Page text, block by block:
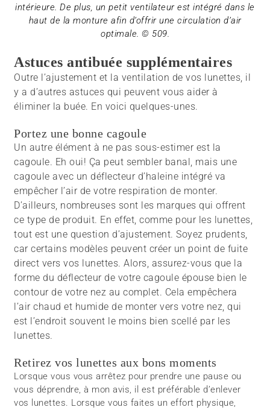
intérieure. De plus, un petit ventilateur est intégré dans le
haut de la monture afin d’offrir une circulation d’air
optimale. © 509.
Astuces antibuée supplémentaires
Outre l’ajustement et la ventilation de vos lunettes, il
y a d’autres astuces qui peuvent vous aider à
éliminer la buée. En voici quelques-unes.
Portez une bonne cagoule
Un autre élément à ne pas sous-estimer est la
cagoule. Eh oui! Ça peut sembler banal, mais une
cagoule avec un déflecteur d’haleine intégré va
empêcher l’air de votre respiration de monter.
D’ailleurs, nombreuses sont les marques qui offrent
ce type de produit. En effet, comme pour les lunettes,
tout est une question d’ajustement. Soyez prudents,
car certains modèles peuvent créer un point de fuite
direct vers vos lunettes. Alors, assurez-vous que la
forme du déflecteur de votre cagoule épouse bien le
contour de votre nez au complet. Cela empêchera
l’air chaud et humide de monter vers votre nez, qui
est l’endroit souvent le moins bien scellé par les
lunettes.
Retirez vos lunettes aux bons moments
Lorsque vous vous arrêtez pour prendre une pause ou
vous déprendre, à mon avis, il est préférable d’enlever
vos lunettes. Lorsque vous faites un effort physique,